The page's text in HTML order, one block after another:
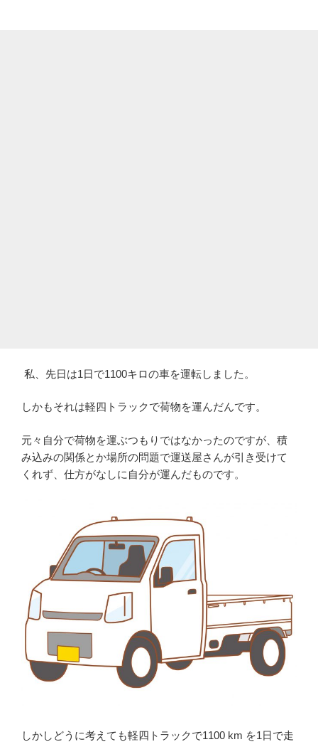
私、先日は1日で1100キロの車を運転しました。
しかもそれは軽四トラックで荷物を運んだんです。
元々自分で荷物を運ぶつもりではなかったのですが、積
み込みの関係とか場所の問題で運送屋さんが引き受けて
くれず、仕方がなしに自分が運んだものです。
しかしどうに考えても軽四トラックで1100 km を1日で走